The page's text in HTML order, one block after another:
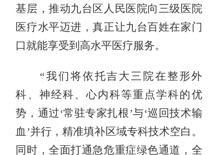
基层，推动九台区人民医院向三级医院
医疗水平迈进，真正让九台百姓在家门
口就能享受到高水平医疗服务。
“我们将依托吉大三院在整形外
科、神经科、心内科等重点学科的优
势，通过‘常驻专家扎根’与‘巡回技术输
血’并行，精准填补区域专科技术空白。
同时，全面打通急危重症绿色通道，全